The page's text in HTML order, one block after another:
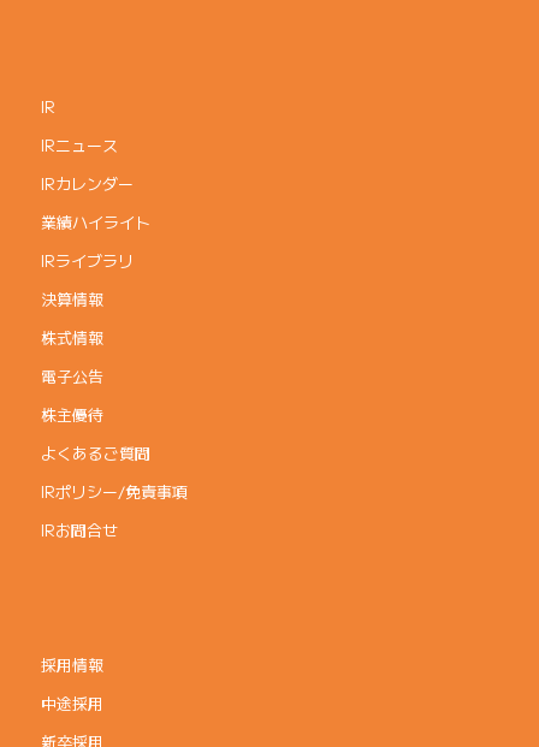
IR
IRニュース
IRカレンダー
業績ハイライト
IRライブラリ
決算情報
株式情報
電子公告
株主優待
よくあるご質問
IRポリシー/免責事項
IRお問合せ
採用情報
中途採用
新卒採用